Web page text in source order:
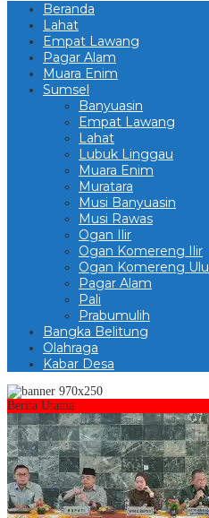
Beranda
Lahat
Empat Lawang
Pagar Alam
Muara Enim
Sumsel
Banyuasin
Empat Lawang
Lahat
Lubuk Linggau
Muara Enim
Muratara
Musi Banyuasin
Musi Rawas
Ogan Ilir
Ogan Komereng Ilir
Ogan Komereng Ulu
Pagar Alam
Pali
Prabumulih
Bangka Belitung
Olahraga
Kabar Desa
Berita Utama